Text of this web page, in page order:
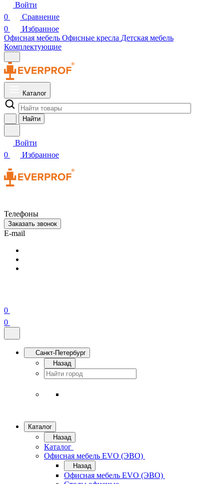
Войти
0
Сравнение
0
Избранное
Офисная мебель Офисные кресла Детская мебель
Комплектующие
Каталог
Найти
Войти
0
Избранное
Телефоны
Заказать звонок
E-mail
0
0
Санкт-Петербург
Назад
Каталог
Назад
Каталог
Офисная мебель EVO (ЭВО)
Назад
Офисная мебель EVO (ЭВО)